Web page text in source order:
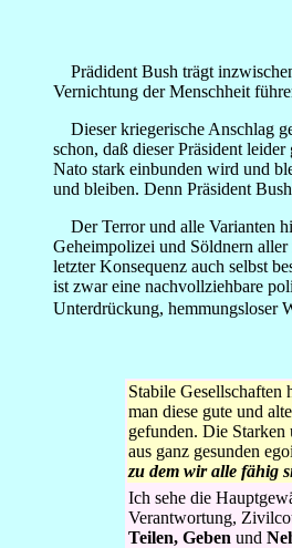
Prädident Bush trägt
Vernichtung der Menschheit
Dieser kriegerische Anschlag
schon, daß dieser Präsident
Nato stark einbunden wird und
und bleiben. Denn Präsident
Der Terror und alle Varianten
Geheimpolizei und Söldnern
letzter Konsequenz auch selbst
ist zwar eine nachvollziehbare
Unterdrückung, hemmungsloser
Stabile
man diese gute und
gefunden. Die
aus ganz gesunden
zu dem wir alle fähig
Ich sehe die
Verantwortung,
Teilen, Geben und